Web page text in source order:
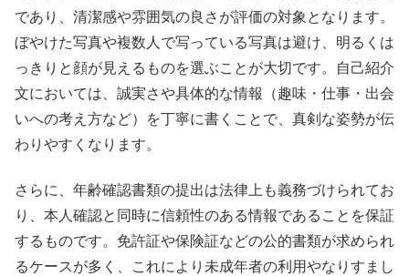
であり、清潔感や雰囲気の良さが評価の対象となります。
ぼやけた写真や複数人で写っている写真は避け、明るくは
っきりと顔が見えるものを選ぶことが大切です。自己紹介
文においては、誠実さや具体的な情報（趣味・仕事・出会
いへの考え方など）を丁寧に書くことで、真剣な姿勢が伝
わりやすくなります。
さらに、年齢確認書類の提出は法律上も義務づけられてお
り、本人確認と同時に信頼性のある情報であることを保証
するものです。免許証や保険証などの公的書類が求められ
るケースが多く、これにより未成年者の利用やなりすまし